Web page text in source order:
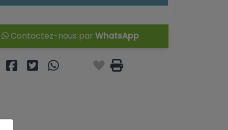
Contactez-nous par WhatsApp